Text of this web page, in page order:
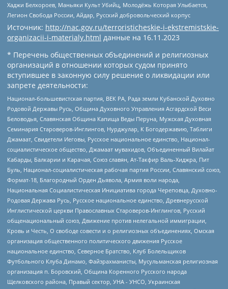
Хаджи Белхороев, Маньяки Культ Убийц, Молодёжь Которая Улыбается,
Легион Свобода России, Айдар, Русский добровольческий корпус
Источник: http://nac.gov.ru/terroristicheskie-i-ekstremistskie-
organizacii-i-materialy.html данные на 16.11.2023
* Перечень общественных объединений и религиозных
организаций в отношении которых судом принято
вступившее в законную силу решение о ликвидации или
запрете деятельности:
Национал-большевистская партия, ВЕК РА, Рада земли Кубанской Духовно
Родовой Державы Русь, Община Духовного Управления Асгардской Веси
Беловодья, Славянская Община Капища Веды Перуна, Мужская Духовная
Семинария Староверов-Инглингов, Нурджулар, К Богодержавию, Таблиги
Джамаат, Свидетели Иеговы, Русское национальное единство, Национал-
социалистическое общество, Джамаат мувахидов, Объединенный Вилайат
Кабарды, Балкарии и Карачая, Союз славян, Ат-Такфир Валь-Хиджра, Пит
Буль, Национал-социалистическая рабочая партия России, Славянский союз,
Формат-18, Благородный Орден Дьявола, Армия воли народа,
Национальная Социалистическая Инициатива города Череповца, Духовно-
Родовая Держава Русь, Русское национальное единство, Древнерусской
Инглистической церкви Православных Староверов-Инглингов, Русский
общенациональный союз, Движение против нелегальной иммиграции,
Кровь и Честь, О свободе совести и о религиозных объединениях, Омская
организация общественного политического движения Русское
национальное единство, Северное Братство, Клуб Болельщиков
Футбольного Клуба Динамо, Файзрахманисты, Мусульманская религиозная
организация п. Боровский, Община Коренного Русского народа
Щелковского района, Правый сектор, УНА - УНСО, Украинская